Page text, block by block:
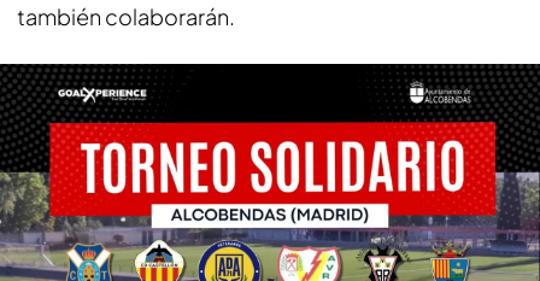
también colaborarán.